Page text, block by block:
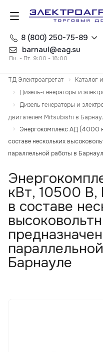
8 (800) 250-75-89
barnaul@eag.su
Пн. - Пт. 9:00 - 18:00
ТД Электроагрегат
Каталог
Дизель-генераторы и
Дизель генераторы и
двигателем Mitsubishi в
Энергокомплекс АД (4000
составе нескольких
параллельной работы в
кВт, 10500
в составе
Барнауле